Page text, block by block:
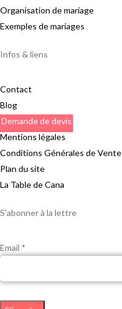
Organisation de mariage
Exemples de mariages
Infos & liens
Contact
Blog
Demande de devis
Mentions légales
Conditions Générales de Vente
Plan du site
La Table de Cana
S'abonner à la lettre
Email *